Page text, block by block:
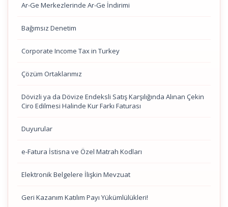
Ar-Ge Merkezlerinde Ar-Ge İndirimi
Bağımsız Denetim
Corporate Income Tax in Turkey
Çözüm Ortaklarımız
Dövizli ya da Dövize Endeksli Satış Karşılığında Alınan Çekin
Ciro Edilmesi Halinde Kur Farkı Faturası
Duyurular
e-Fatura İstisna ve Özel Matrah Kodları
Elektronik Belgelere İlişkin Mevzuat
Geri Kazanım Katılım Payı Yükümlülükleri!